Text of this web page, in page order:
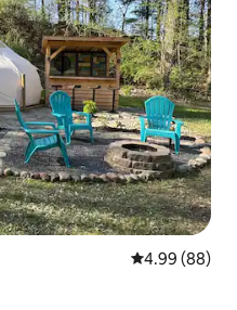
평점 4.99점(5
4.99 (88)